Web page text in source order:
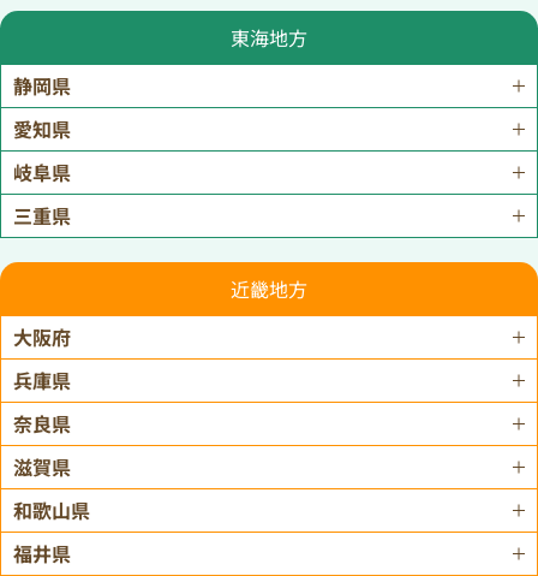
東海地方
静岡県
愛知県
岐阜県
三重県
近畿地方
大阪府
兵庫県
奈良県
滋賀県
和歌山県
福井県